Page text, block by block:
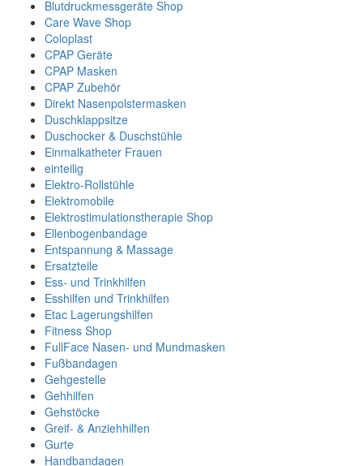
Blutdruckmessgeräte Shop
Care Wave Shop
Coloplast
CPAP Geräte
CPAP Masken
CPAP Zubehör
Direkt Nasenpolstermasken
Duschklappsitze
Duschocker & Duschstühle
Einmalkatheter Frauen
einteilig
Elektro-Rollstühle
Elektromobile
Elektrostimulationstherapie Shop
Ellenbogenbandage
Entspannung & Massage
Ersatzteile
Ess- und Trinkhilfen
Esshilfen und Trinkhilfen
Etac Lagerungshilfen
Fitness Shop
FullFace Nasen- und Mundmasken
Fußbandagen
Gehgestelle
Gehhilfen
Gehstöcke
Greif- & Anziehhilfen
Gurte
Handbandagen